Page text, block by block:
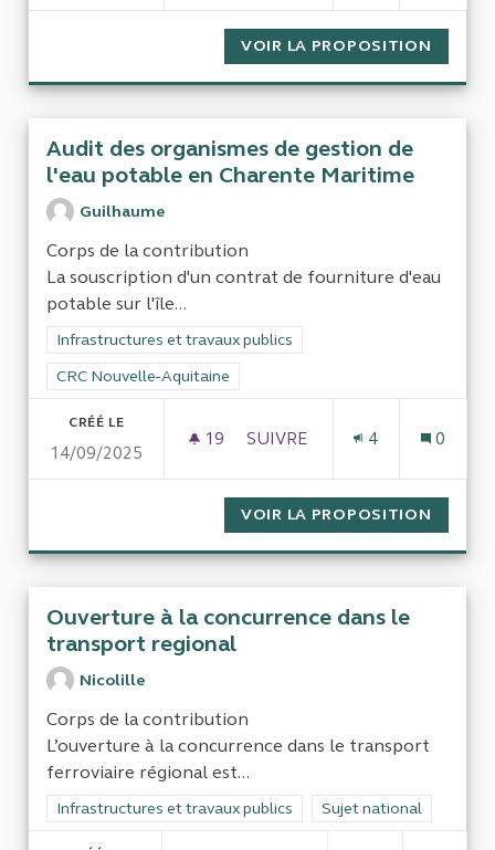
VOIR LA PROPOSITION
Audit des organismes de gestion de
l'eau potable en Charente Maritime
Guilhaume
Corps de la contribution
La souscription d'un contrat de fourniture d'eau
potable sur l'île...
Filtrer les résultats de la catégorie : Infrastructures et
Infrastructures et travaux publics
Filtrer les résultats pour le secteur : CRC Nouvelle-Aquitaine
CRC Nouvelle-Aquitaine
CRÉÉ LE
14/09/2025
19 19 ABONNÉS
SUIVRE
4 0
VOIR LA PROPOSITION
Ouverture à la concurrence dans le
transport regional
Nicolille
Corps de la contribution
L’ouverture à la concurrence dans le transport
ferroviaire régional est...
Filtrer les résultats de la catégorie : Infrastructures et
Infrastructures et travaux publics Filtrer les résultats
Sujet national